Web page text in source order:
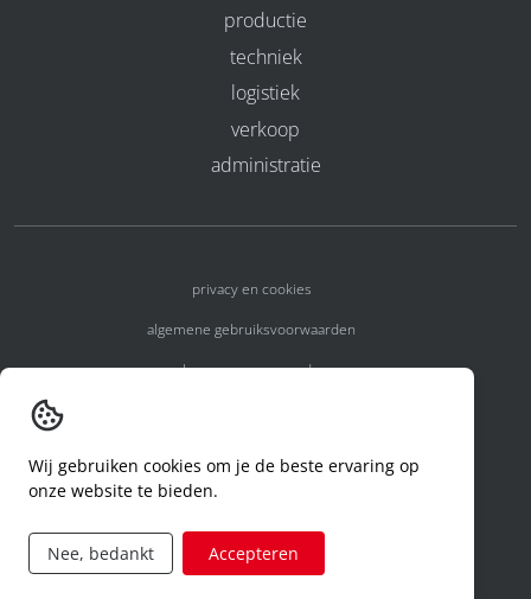
productie
techniek
logistiek
verkoop
administratie
privacy en cookies
algemene gebruiksvoorwaarden
algemene voorwaarden
code of conduct
aanvraag rechten ivm privacy
Wij gebruiken cookies om je de beste ervaring op
onze website te bieden.
Nee, bedankt Accepteren